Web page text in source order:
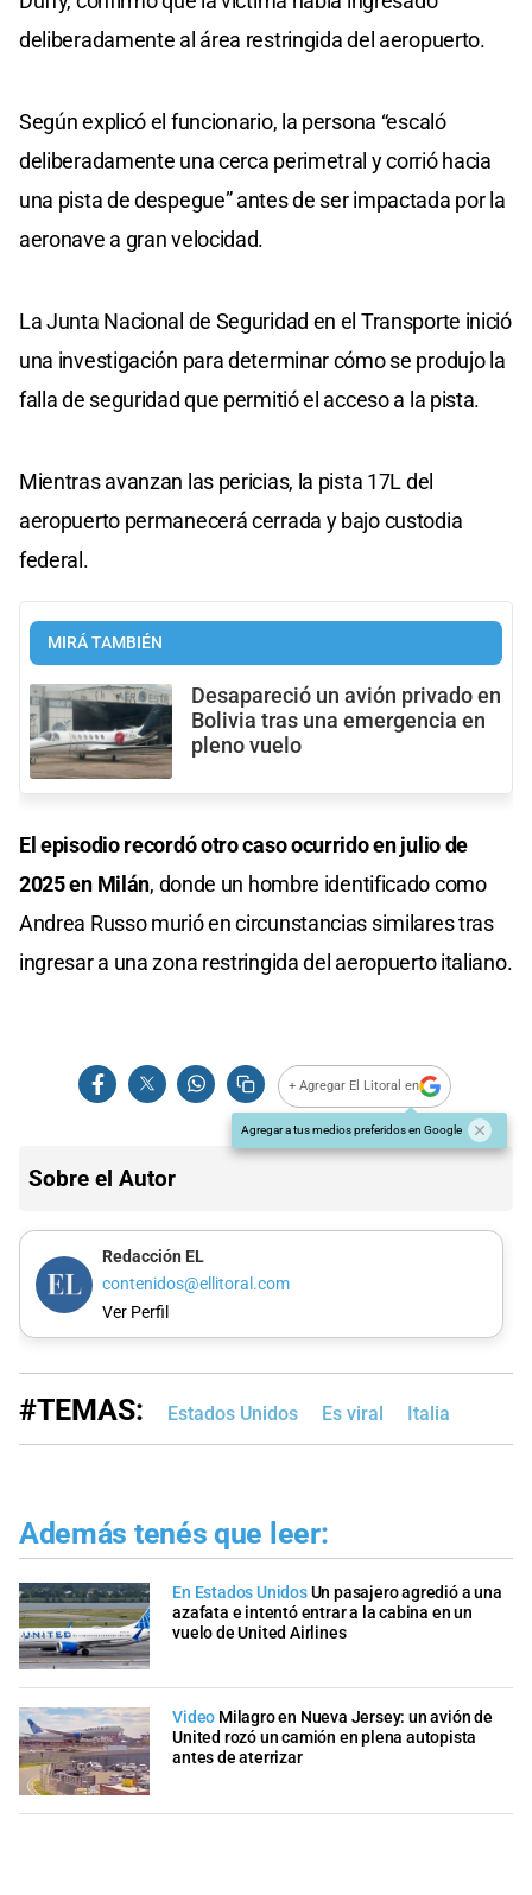
deliberadamente al área restringida del aeropuerto.
Según explicó el funcionario, la persona “escaló
deliberadamente una cerca perimetral y corrió hacia
una pista de despegue” antes de ser impactada por la
aeronave a gran velocidad.
La Junta Nacional de Seguridad en el Transporte inició
una investigación para determinar cómo se produjo la
falla de seguridad que permitió el acceso a la pista.
Mientras avanzan las pericias, la pista 17L del
aeropuerto permanecerá cerrada y bajo custodia
federal.
MIRÁ TAMBIÉN
Desapareció un avión privado en
Bolivia tras una emergencia en
pleno vuelo
El episodio recordó otro caso ocurrido en julio de
2025 en Milán, donde un hombre identificado como
Andrea Russo murió en circunstancias similares tras
ingresar a una zona restringida del aeropuerto italiano.
+ Agregar El Litoral en
Agregar a tus medios preferidos en Google
Sobre el Autor
Redacción EL
contenidos@ellitoral.com
Ver Perfil
#TEMAS: Estados Unidos Es viral Italia
Además tenés que leer:
En Estados UnidosUn pasajero agredió a una
azafata e intentó entrar a la cabina en un
vuelo de United Airlines
Video Milagro en Nueva Jersey: un avión de
United rozó un camión en plena autopista
antes de aterrizar